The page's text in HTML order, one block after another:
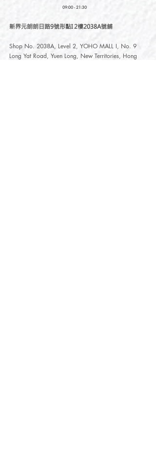
09:00 - 21:30
新界元朗朗日路9號形點I 2樓2038A號舖
Shop No. 2038A, Level 2, YOHO MALL I, No. 9
Long Yat Road, Yuen Long, New Territories, Hong